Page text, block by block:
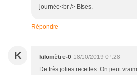
journée<br /> Bises.
Répondre
K kilomètre-0 18/10/2019 07:28
De très jolies recettes. On peut